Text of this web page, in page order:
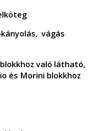
vágás
való látható,
és Morini blokkhoz